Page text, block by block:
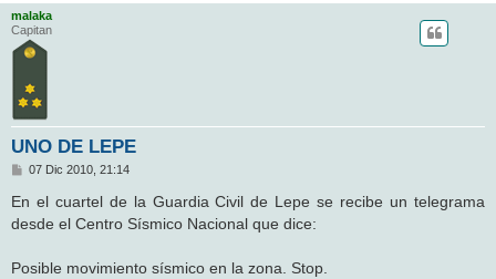
malaka
Capitan
UNO DE LEPE
M
n
a
07 Dic 2010, 21:14
En el cuartel de la Guardia Civil de Lepe se recibe un telegrama
desde el Centro Sísmico Nacional que dice:
Posible movimiento sísmico en la zona. Stop.